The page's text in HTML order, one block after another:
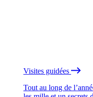
Visites guidées
Tout au long de